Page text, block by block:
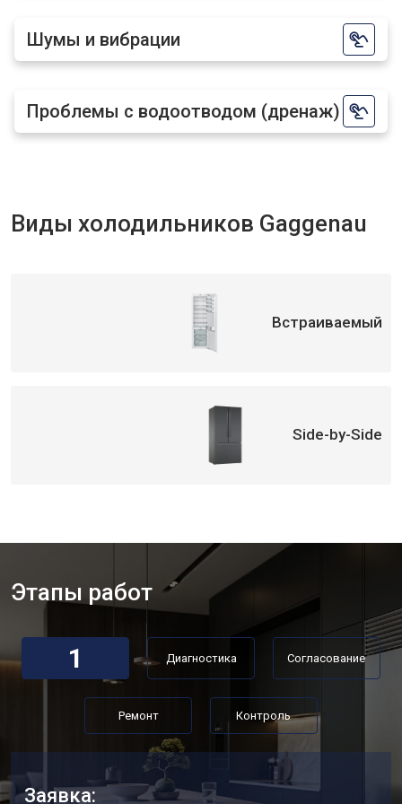
Шумы и вибрации
Проблемы с водоотводом (дренаж)
Виды холодильников Gaggenau
Встраиваемый
Side-by-Side
Этапы работ
1 Диагностика Согласование
Ремонт Контроль
Заявка: